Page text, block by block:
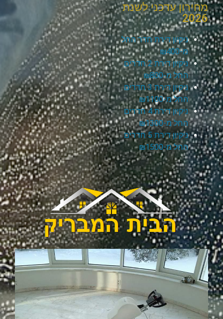
מחירון עדכני לשנת
2026
ניקיון דירת חדר החל
מ-₪400
ניקיון דירת 2 חדרים
החל מ-₪800
ניקיון דירת 3 חדרים
החל מ-₪1100
ניקיון דירת 4 חדרים
החל מ-₪1300
ניקיון דירת 5 חדרים
החל מ-₪1500